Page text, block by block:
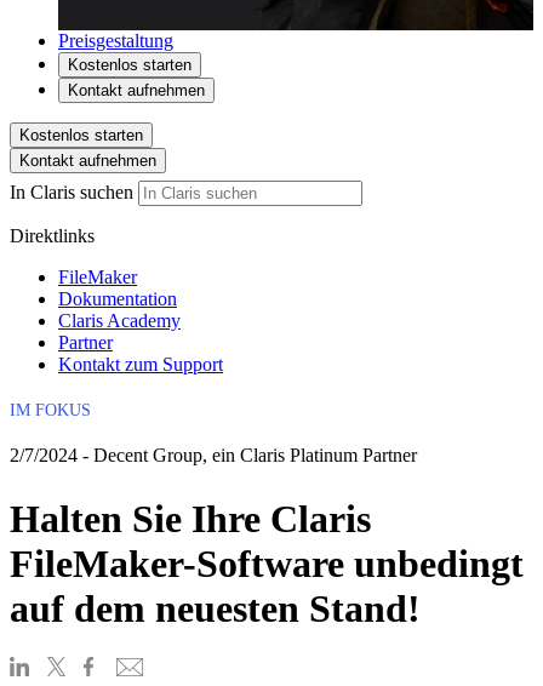
Preisgestaltung
Kostenlos starten
Kontakt aufnehmen
Kostenlos starten
Kontakt aufnehmen
In Claris suchen
Direktlinks
FileMaker
Dokumentation
Claris Academy
Partner
Kontakt zum Support
IM FOKUS
2/7/2024 - Decent Group, ein Claris Platinum Partner
Halten Sie Ihre Claris
FileMaker-Software unbedingt
auf dem neuesten Stand!